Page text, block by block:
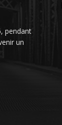
pendant
un